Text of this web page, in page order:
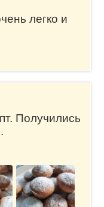
легко и
Получились